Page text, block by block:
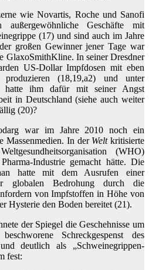
wie Novartis, Roche und Sanofi
Geschäfte mit
(17) und sind auch im Jahre
großen Gewinner jener Tage war
GlaxoSmithKline. In seiner Dresdner
US-Dollar Impfdosen mit eben
produzieren (18,19,a2) und unter
hatte ihm dafür mit seiner Angst
in Deutschland (siehe auch weiter
(20)?
war im Jahre 2010 noch ein
Massenmedien. In der Weltkritisierte
(WHO)
Industrie gemacht hätte. Die
hatte mit dem Ausrufen einer
globalen Bedrohung durch die
von Impfstoffen in Höhe von
Hysterie den Boden bereitet (21).
der Spiegel die Geschehnisse um
Schreckgespenst des
deutlich als „Schweinegrippen-
fest: